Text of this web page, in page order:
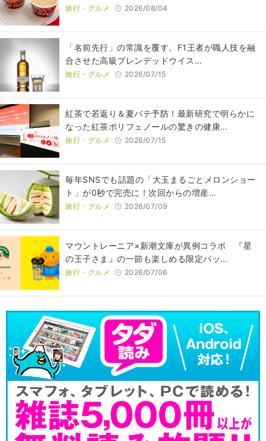
旅行・グルメ 2026/08/04
​​「名前先行」の常識を覆す。F1王者が職人技を融
合させた高級ブレンデッドウイス…
旅行・グルメ 2026/07/15
紅茶で若返り＆夏バテ予防！最新研究で明らかに
なった紅茶ポリフェノールの驚きの健康…
旅行・グルメ 2026/07/15
毎年SNSでも話題の「大玉まるごとメロンショー
ト」が0秒で完売に！次回からの増産…
旅行・グルメ 2026/07/09
マウントレーニア×新潮文庫が異例コラボ 『星
の王子さま』の一節も楽しめる限定パッ…
旅行・グルメ 2026/07/06